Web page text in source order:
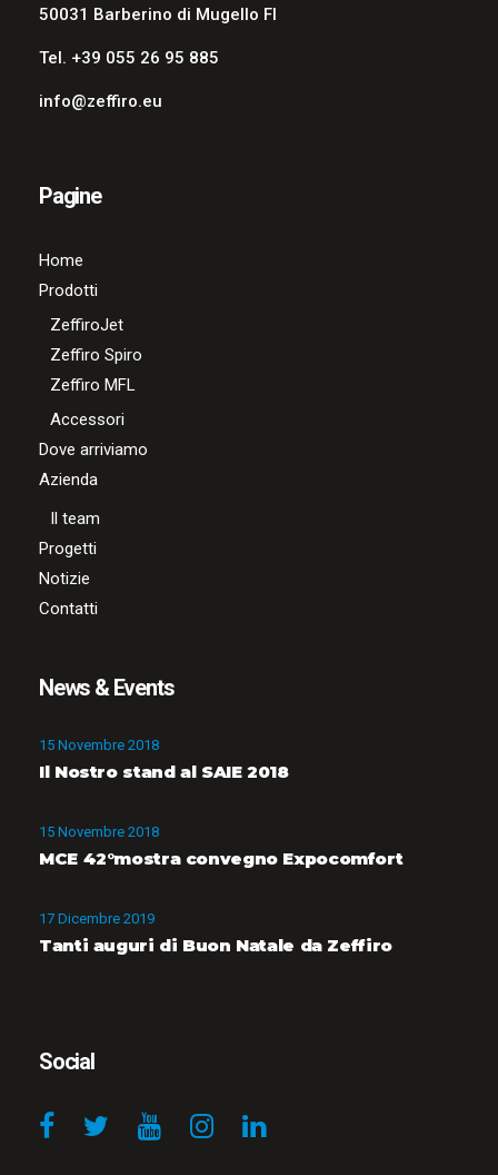
50031 Barberino di Mugello FI
Tel. +39 055 26 95 885
info@zeffiro.eu
Pagine
Home
Prodotti
ZeffiroJet
Zeffiro Spiro
Zeffiro MFL
Accessori
Dove arriviamo
Azienda
Il team
Progetti
Notizie
Contatti
News & Events
15 Novembre 2018
Il Nostro stand al SAIE 2018
15 Novembre 2018
MCE 42°mostra convegno Expocomfort
17 Dicembre 2019
Tanti auguri di Buon Natale da Zeffiro
Social